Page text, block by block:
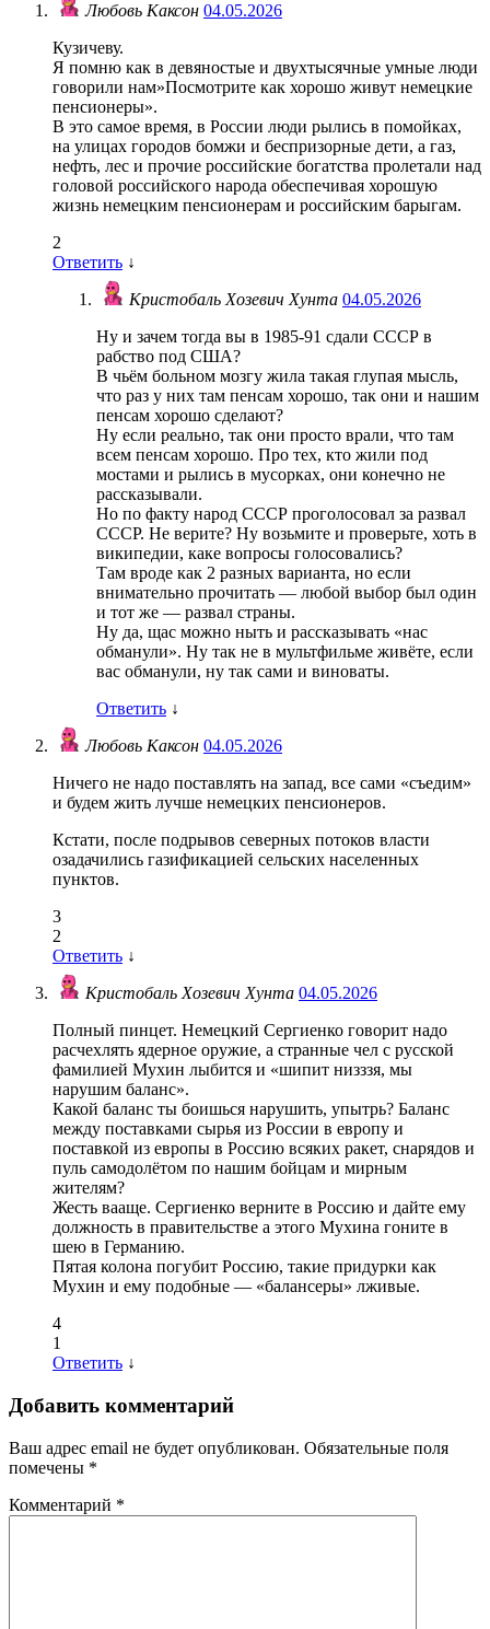
Любовь Каксон 04.05.2026
Кузичеву.
Я помню как в девяностые и двухтысячные умные люди
говорили нам»Посмотрите как хорошо живут немецкие
пенсионеры».
В это самое время, в России люди рылись в помойках,
на улицах городов бомжи и беспризорные дети, а газ,
нефть, лес и прочие российские богатства пролетали над
головой российского народа обеспечивая хорошую
жизнь немецким пенсионерам и российским барыгам.
2
Ответить ↓
Кристобаль Хозевич Хунта 04.05.2026
Ну и зачем тогда вы в 1985-91 сдали СССР в
рабство под США?
В чьём больном мозгу жила такая глупая мысль,
что раз у них там пенсам хорошо, так они и нашим
пенсам хорошо сделают?
Ну если реально, так они просто врали, что там
всем пенсам хорошо. Про тех, кто жили под
мостами и рылись в мусорках, они конечно не
рассказывали.
Но по факту народ СССР проголосовал за развал
СССР. Не верите? Ну возьмите и проверьте, хоть в
википедии, каке вопросы голосовались?
Там вроде как 2 разных варианта, но если
внимательно прочитать — любой выбор был один
и тот же — развал страны.
Ну да, щас можно ныть и рассказывать «нас
обманули». Ну так не в мультфильме живёте, если
вас обманули, ну так сами и виноваты.
Ответить ↓
Любовь Каксон 04.05.2026
Ничего не надо поставлять на запад, все сами «съедим»
и будем жить лучше немецких пенсионеров.
Кстати, после подрывов северных потоков власти
озадачились газификацией сельских населенных
пунктов.
3
2
Ответить ↓
Кристобаль Хозевич Хунта 04.05.2026
Полный пинцет. Немецкий Сергиенко говорит надо
расчехлять ядерное оружие, а странные чел с русской
фамилией Мухин лыбится и «шипит низззя, мы
нарушим баланс».
Какой баланс ты боишься нарушить, упытрь? Баланс
между поставками сырья из России в европу и
поставкой из европы в Россию всяких ракет, снарядов и
пуль самодолётом по нашим бойцам и мирным
жителям?
Жесть вааще. Сергиенко верните в Россию и дайте ему
должность в правительстве а этого Мухина гоните в
шею в Германию.
Пятая колона погубит Россию, такие придурки как
Мухин и ему подобные — «балансеры» лживые.
4
1
Ответить ↓
Добавить комментарий
Ваш адрес email не будет опубликован. Обязательные поля
помечены *
Комментарий *